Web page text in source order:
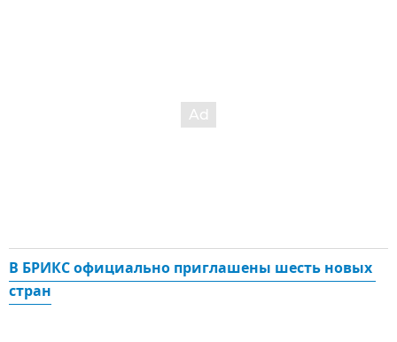
В БРИКС официально приглашены шесть новых
стран